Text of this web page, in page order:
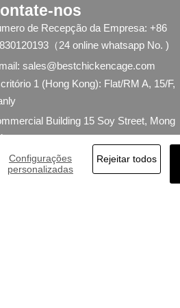
ventilação mantêm
condições estáveis dentro
dos galpões avícolas
4. A integração dos
equipamentos apoia o
avicultura moderna
5. Recepção / WhatsApp Nº:
+8618830120193
nos
de Recepção da Empresa: +86
（24 online whatsapp No. )
sales@bestchickencage.com
1 (Hong Kong): Flat/RM A, 15/F,
Building 15 Soy Street, Mong
2 (China Continental): Flat/RM
24/F,
Configurações
personalizadas
Rejeitar todos